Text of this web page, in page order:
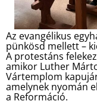
Az evangélikus
pünkösd mellett –
A protestáns
amikor Luther
Vártemplom
amelynek nyomán
a Reformáció.